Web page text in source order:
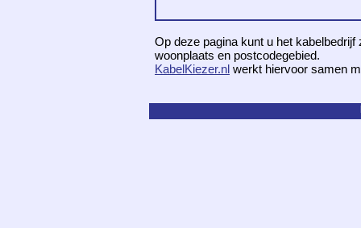
Op deze pagina kunt u het
woonplaats en postcodegebied.
KabelKiezer.nl werkt hiervoor samen